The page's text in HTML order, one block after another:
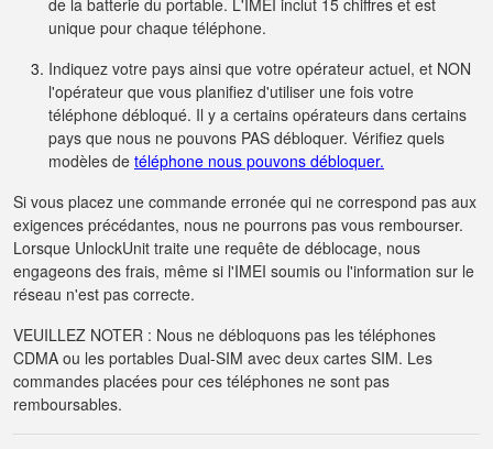
de la batterie du portable. L'IMEI inclut 15 chiffres et est
unique pour chaque téléphone.
Indiquez votre pays ainsi que votre opérateur actuel, et NON
l'opérateur que vous planifiez d'utiliser une fois votre
téléphone débloqué. Il y a certains opérateurs dans certains
pays que nous ne pouvons PAS débloquer. Vérifiez quels
modèles de téléphone nous pouvons débloquer.
Si vous placez une commande erronée qui ne correspond pas aux
exigences précédantes, nous ne pourrons pas vous rembourser.
Lorsque UnlockUnit traite une requête de déblocage, nous
engageons des frais, même si l'IMEI soumis ou l'information sur le
réseau n'est pas correcte.
VEUILLEZ NOTER : Nous ne débloquons pas les téléphones
CDMA ou les portables Dual-SIM avec deux cartes SIM. Les
commandes placées pour ces téléphones ne sont pas
remboursables.